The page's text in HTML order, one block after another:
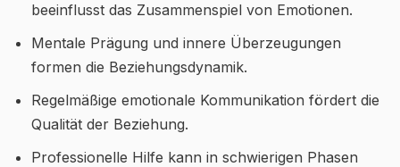
beeinflusst das Zusammenspiel von Emotionen.
Mentale Prägung und innere Überzeugungen
formen die Beziehungsdynamik.
Regelmäßige emotionale Kommunikation fördert die
Qualität der Beziehung.
Professionelle Hilfe kann in schwierigen Phasen